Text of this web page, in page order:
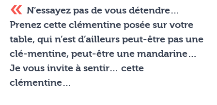
N’essayez pas de vous détendre…
Prenez cette clémentine posée sur votre
table, qui n’est d’ailleurs peut-être pas une
clé-mentine, peut-être une mandarine…
Je vous invite à sentir… cette
clémentine…